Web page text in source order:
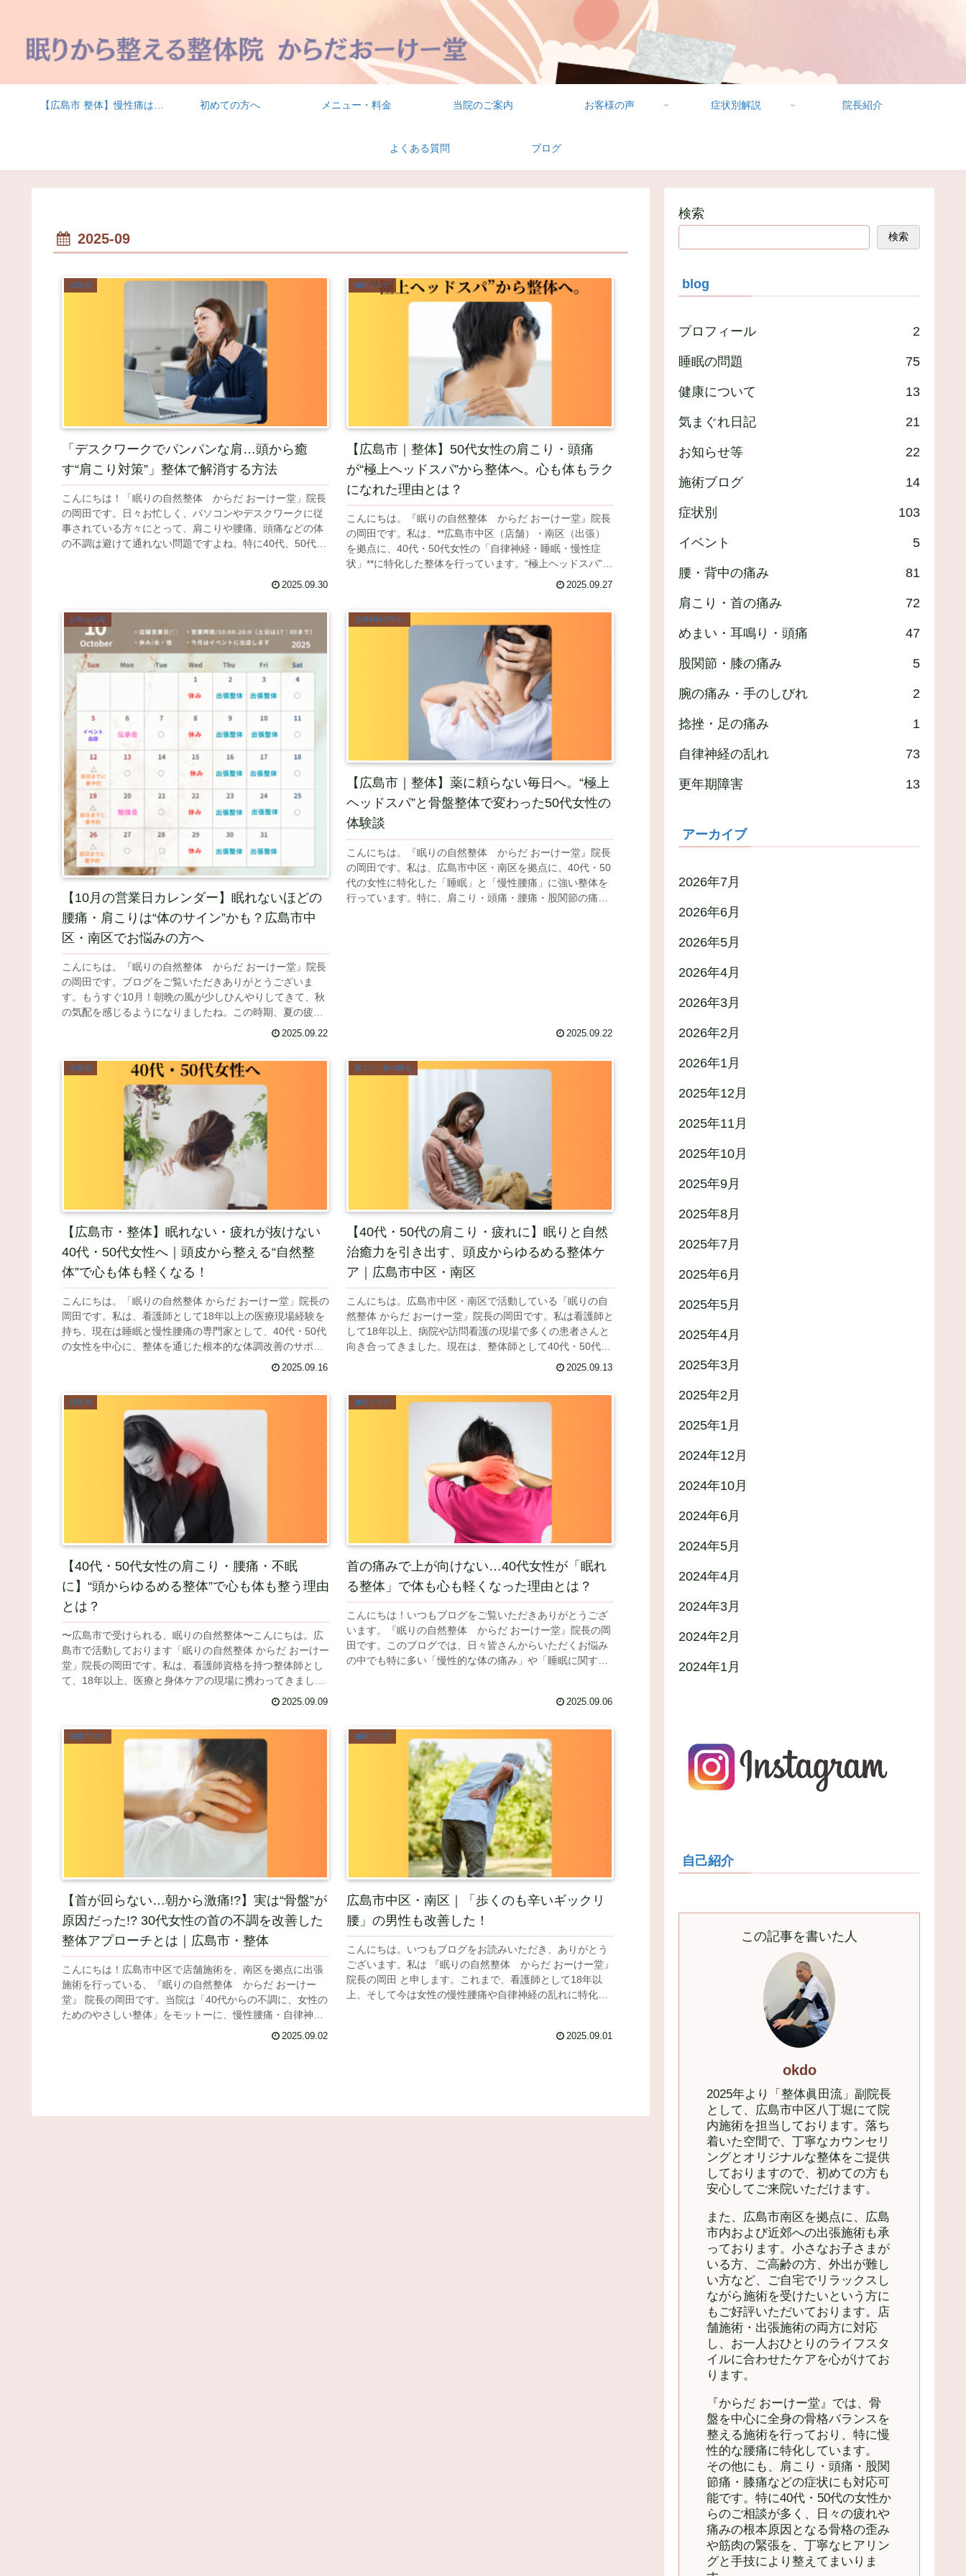
【広島市 整体】慢性痛は結果であって原因ではない | からだと眠りを整える整体院 からだ おーけー堂 初めての方へ メニュー・料金 当院のご案内 お客様の声 症状別解説 院長紹介
よくある質問 ブログ
2025-09
症状別
「デスクワークでパンパンな肩…頭から癒
す“肩こり対策”」整体で解消する方法
こんにちは！「眠りの自然整体 からだ おーけー堂」院長
の岡田です。日々お忙しく、パソコンやデスクワークに従
事されている方々にとって、肩こりや腰痛、頭痛などの体
の不調は避けて通れない問題ですよね。特に40代、50代に
2025.09.30
施術ブログ
【広島市｜整体】50代女性の肩こり・頭痛
が“極上ヘッドスパ”から整体へ。心も体もラク
になれた理由とは？
こんにちは。『眠りの自然整体 からだ おーけー堂』院長
の岡田です。私は、**広島市中区（店舗）・南区（出張）
を拠点に、40代・50代女性の「自律神経・睡眠・慢性症
状」**に特化した整体を行っています。“極上ヘッドスパ”を
2025.09.27
お知らせ等
【10月の営業日カレンダー】眠れないほどの
腰痛・肩こりは“体のサイン”かも？広島市中
区・南区でお悩みの方へ
こんにちは。『眠りの自然整体 からだ おーけー堂』院長
の岡田です。ブログをご覧いただきありがとうございま
す。もうすぐ10月！朝晩の風が少しひんやりしてきて、秋
の気配を感じるようになりましたね。この時期、夏の疲れ
2025.09.22
自律神経の乱れ
【広島市｜整体】薬に頼らない毎日へ。“極上
ヘッドスパ”と骨盤整体で変わった50代女性の
体験談
こんにちは。『眠りの自然整体 からだ おーけー堂』院長
の岡田です。私は、広島市中区・南区を拠点に、40代・50
代の女性に特化した「睡眠」と「慢性腰痛」に強い整体を
行っています。特に、肩こり・頭痛・腰痛・股関節の痛
2025.09.22
症状別
【広島市・整体】眠れない・疲れが抜けない
40代・50代女性へ｜頭皮から整える“自然整
体”で心も体も軽くなる！
こんにちは。「眠りの自然整体 からだ おーけー堂」院長の
岡田です。私は、看護師として18年以上の医療現場経験を
持ち、現在は睡眠と慢性腰痛の専門家として、40代・50代
の女性を中心に、整体を通じた根本的な体調改善のサポー
2025.09.16
肩こり・首の痛み
【40代・50代の肩こり・疲れに】眠りと自然
治癒力を引き出す、頭皮からゆるめる整体ケ
ア｜広島市中区・南区
こんにちは。広島市中区・南区で活動している『眠りの自
然整体 からだ おーけー堂』院長の岡田です。私は看護師と
して18年以上、病院や訪問看護の現場で多くの患者さんと
向き合ってきました。現在は、整体師として40代・50代の
2025.09.13
症状別
【40代・50代女性の肩こり・腰痛・不眠
に】“頭からゆるめる整体”で心も体も整う理由
とは？
〜広島市で受けられる、眠りの自然整体〜こんにちは。広
島市で活動しております「眠りの自然整体 からだ おーけー
堂」院長の岡田です。私は、看護師資格を持つ整体師とし
て、18年以上、医療と身体ケアの現場に携わってきまし
2025.09.09
施術ブログ
首の痛みで上が向けない…40代女性が「眠れ
る整体」で体も心も軽くなった理由とは？
こんにちは！いつもブログをご覧いただきありがとうござ
います。『眠りの自然整体 からだ おーけー堂』院長の岡
田です。このブログでは、日々皆さんからいただくお悩み
の中でも特に多い「慢性的な体の痛み」や「睡眠に関する
2025.09.06
施術ブログ
【首が回らない…朝から激痛!?】実は“骨盤”が
原因だった!? 30代女性の首の不調を改善した
整体アプローチとは｜広島市・整体
こんにちは！広島市中区で店舗施術を、南区を拠点に出張
施術を行っている、『眠りの自然整体 からだ おーけー
堂』 院長の岡田です。当院は「40代からの不調に、女性の
ためのやさしい整体」をモットーに、慢性腰痛・自律神経
2025.09.02
施術ブログ
広島市中区・南区｜「歩くのも辛いギックリ
腰」の男性も改善した！
こんにちは。いつもブログをお読みいただき、ありがとう
ございます。私は 『眠りの自然整体 からだ おーけー堂』
院長の岡田 と申します。これまで、看護師として18年以
上、そして今は女性の慢性腰痛や自律神経の乱れに特化し
2025.09.01
検索
検索
blog
プロフィール 2
睡眠の問題 75
健康について 13
気まぐれ日記 21
お知らせ等 22
施術ブログ 14
症状別 103
イベント 5
腰・背中の痛み 81
肩こり・首の痛み 72
めまい・耳鳴り・頭痛 47
股関節・膝の痛み 5
腕の痛み・手のしびれ 2
捻挫・足の痛み 1
自律神経の乱れ 73
更年期障害 13
アーカイブ
2026年7月
2026年6月
2026年5月
2026年4月
2026年3月
2026年2月
2026年1月
2025年12月
2025年11月
2025年10月
2025年9月
2025年8月
2025年7月
2025年6月
2025年5月
2025年4月
2025年3月
2025年2月
2025年1月
2024年12月
2024年10月
2024年6月
2024年5月
2024年4月
2024年3月
2024年2月
2024年1月
自己紹介
この記事を書いた人
okdo
2025年より「整体眞田流」副院長
として、広島市中区八丁堀にて院
内施術を担当しております。落ち
着いた空間で、丁寧なカウンセリ
ングとオリジナルな整体をご提供
しておりますので、初めての方も
安心してご来院いただけます。
また、広島市南区を拠点に、広島
市内および近郊への出張施術も承
っております。小さなお子さまが
いる方、ご高齢の方、外出が難し
い方など、ご自宅でリラックスし
ながら施術を受けたいという方に
もご好評いただいております。店
舗施術・出張施術の両方に対応
し、お一人おひとりのライフスタ
イルに合わせたケアを心がけてお
ります。
『からだ おーけー堂』では、骨
盤を中心に全身の骨格バランスを
整える施術を行っており、特に慢
性的な腰痛に特化しています。
その他にも、肩こり・頭痛・股関
節痛・膝痛などの症状にも対応可
能です。特に40代・50代の女性か
らのご相談が多く、日々の疲れや
痛みの根本原因となる骨格の歪み
や筋肉の緊張を、丁寧なヒアリン
グと手技により整えてまいりま